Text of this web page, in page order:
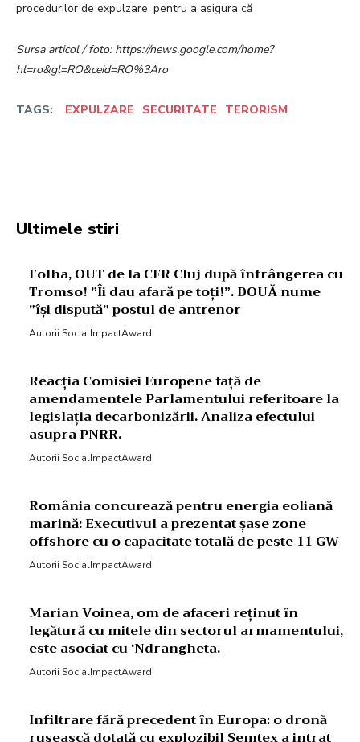
procedurilor de expulzare, pentru a asigura că
Sursa articol / foto: https://news.google.com/home?
hl=ro&gl=RO&ceid=RO%3Aro
TAGS: EXPULZARE SECURITATE TERORISM
Ultimele stiri
Folha, OUT de la CFR Cluj după înfrângerea cu
Tromso! ”Îi dau afară pe toți!”. DOUĂ nume
”își dispută” postul de antrenor
Autorii SocialImpactAward
Reacția Comisiei Europene față de
amendamentele Parlamentului referitoare la
legislația decarbonizării. Analiza efectului
asupra PNRR.
Autorii SocialImpactAward
România concurează pentru energia eoliană
marină: Executivul a prezentat șase zone
offshore cu o capacitate totală de peste 11 GW
Autorii SocialImpactAward
Marian Voinea, om de afaceri reținut în
legătură cu mitele din sectorul armamentului,
este asociat cu ‘Ndrangheta.
Autorii SocialImpactAward
Infiltrare fără precedent în Europa: o dronă